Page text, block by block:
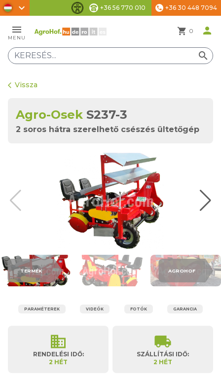
chevron_right
Akadálymentesítési beállítások
+36 56 770 010 phone +36 30 448 7094
menu
MENU
shopping_cart 0 person
search
arrow_back_ios Vissza
Agro-Osek S237-3
2 soros hátra szerelhető csészés ültetőgép
TERMÉK AGROHOF
PARAMÉTEREK VIDEÓK FOTÓK GARANCIA
business
RENDELÉSI IDŐ:
2 HÉT
local_shipping
SZÁLLÍTÁSI IDŐ:
2 HÉT